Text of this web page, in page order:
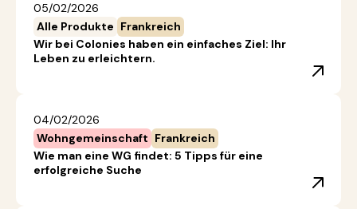
05/02/2026
Alle Produkte Frankreich
Wir bei Colonies haben ein einfaches Ziel: Ihr
Leben zu erleichtern.
04/02/2026
Wohngemeinschaft Frankreich
Wie man eine WG findet: 5 Tipps für eine
erfolgreiche Suche